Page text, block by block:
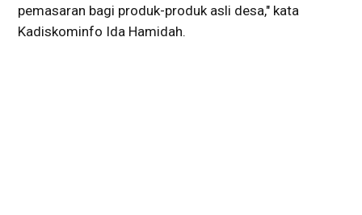
pemasaran bagi produk-produk asli desa," kata
Kadiskominfo Ida Hamidah.